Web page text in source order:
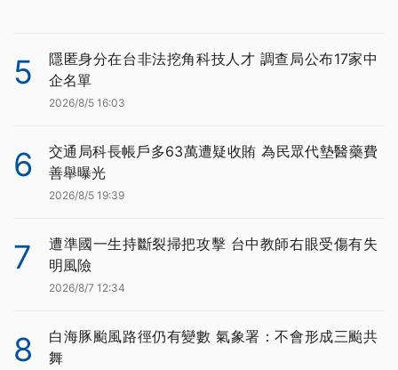
5
隱匿身分在台非法挖角科技人才 調查局公布17家中
企名單
2026/8/5 16:03
6
交通局科長帳戶多63萬遭疑收賄 為民眾代墊醫藥費
善舉曝光
2026/8/5 19:39
7
遭準國一生持斷裂掃把攻擊 台中教師右眼受傷有失
明風險
2026/8/7 12:34
8
白海豚颱風路徑仍有變數 氣象署：不會形成三颱共
舞